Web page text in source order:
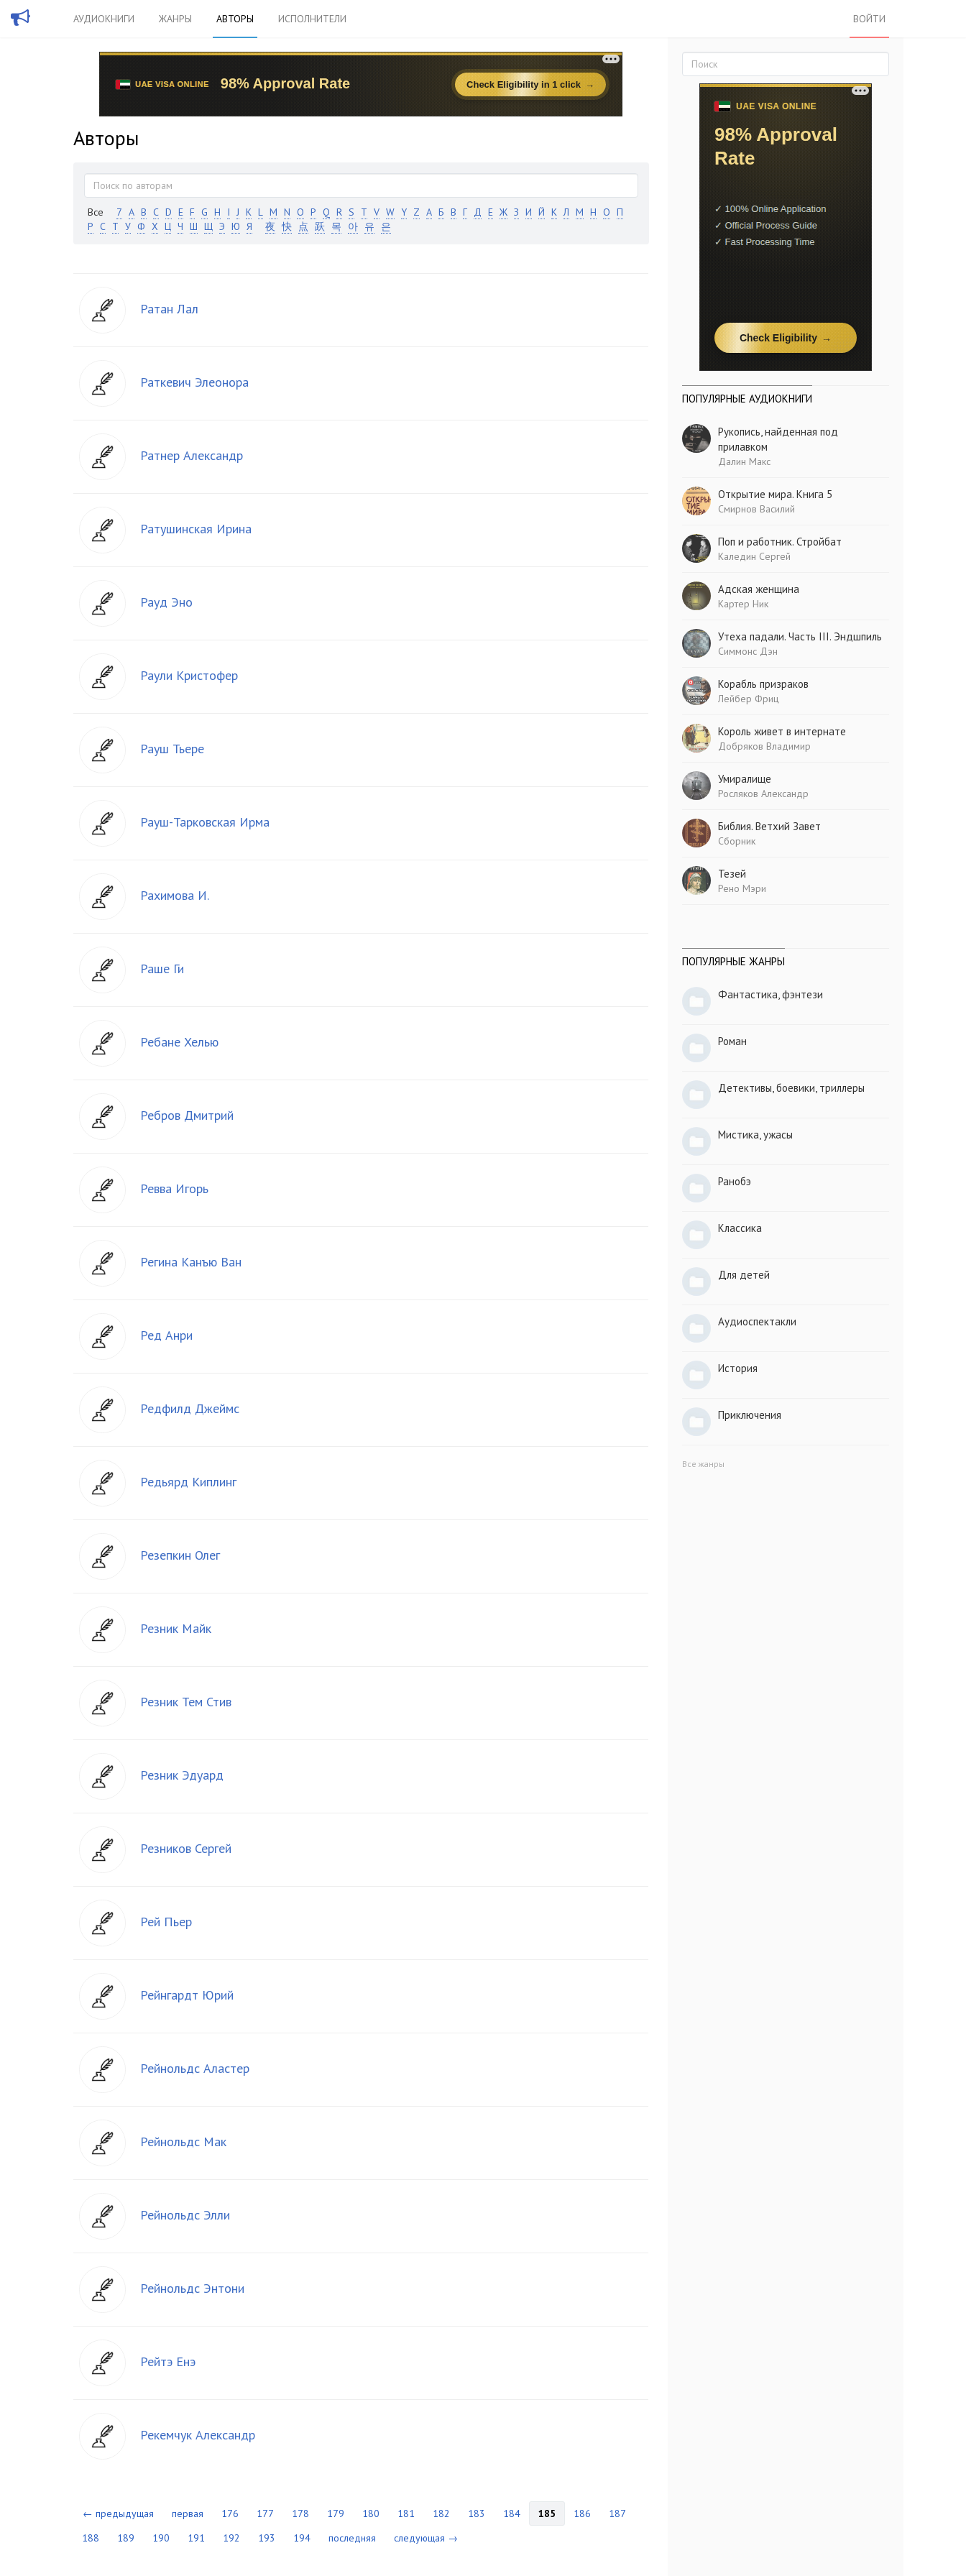
АУДИОКНИГИ ЖАНРЫ АВТОРЫ ИСПОЛНИТЕЛИ ВОЙТИ
Авторы
Все 7 A B C D E F G H I J K L M N O P Q R S T V W Y Z А Б В Г Д Е Ж З И Й К Л М Н О П
Р С Т У Ф Х Ц Ч Ш Щ Э Ю Я 夜 快 点 跃 목 아 유 은
Ратан Лал
Раткевич Элеонора
Ратнер Александр
Ратушинская Ирина
Рауд Эно
Раули Кристофер
Рауш Тьере
Рауш-Тарковская Ирма
Рахимова И.
Раше Ги
Ребане Хелью
Ребров Дмитрий
Ревва Игорь
Регина Канъю Ван
Ред Анри
Редфилд Джеймс
Редьярд Киплинг
Резепкин Олег
Резник Майк
Резник Тем Стив
Резник Эдуард
Резников Сергей
Рей Пьер
Рейнгардт Юрий
Рейнольдс Аластер
Рейнольдс Мак
Рейнольдс Элли
Рейнольдс Энтони
Рейтэ Енэ
Рекемчук Александр
← предыдущая первая 176 177 178 179 180 181 182 183 184 185 186
187
188
189 190 191 192 193 194 последняя следующая →
ПОПУЛЯРНЫЕ АУДИОКНИГИ
Рукопись, найденная под
прилавком
Далин Макс
Открытие мира. Книга 5
Смирнов Василий
Поп и работник. Стройбат
Каледин Сергей
Адская женщина
Картер Ник
Утеха падали. Часть III. Эндшпиль
Симмонс Дэн
Корабль призраков
Лейбер Фриц
Король живет в интернате
Добряков Владимир
Умиралище
Росляков Александр
Библия. Ветхий Завет
Сборник
Тезей
Рено Мэри
ПОПУЛЯРНЫЕ ЖАНРЫ
Фантастика, фэнтези
Роман
Детективы, боевики, триллеры
Мистика, ужасы
Ранобэ
Классика
Для детей
Аудиоспектакли
История
Приключения
Все жанры